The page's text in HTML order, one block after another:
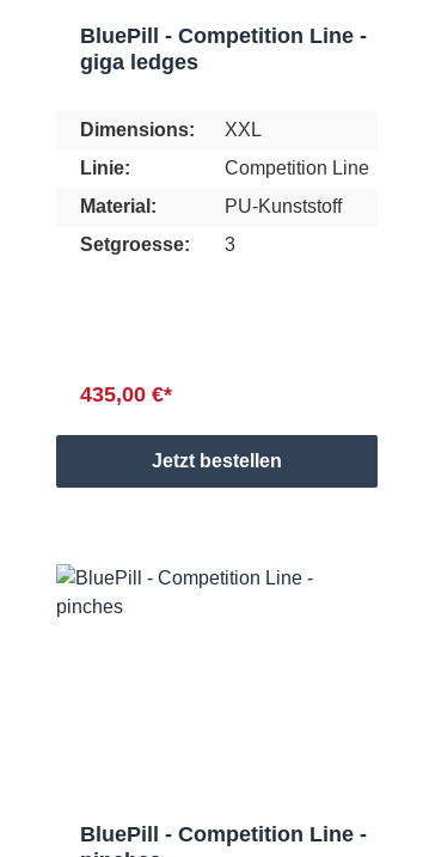
BluePill - Competition Line -
giga ledges
Dimensions:
XXL
Linie:
Competition Line
Material:
PU-Kunststoff
Setgroesse:
3
435,00 €*
Jetzt bestellen
BluePill - Competition Line -